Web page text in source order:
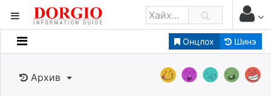
Онцлох Шинэ
Мэдээллийн
Банк санхүү
Архив